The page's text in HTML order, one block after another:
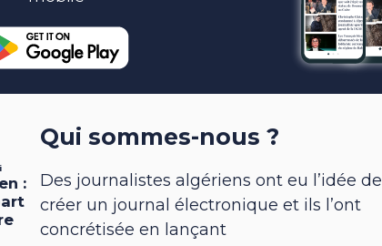
Qui sommes-nous ?
Des journalistes algériens ont eu l’idée de
créer un journal électronique et ils l’ont
concrétisée en lançant